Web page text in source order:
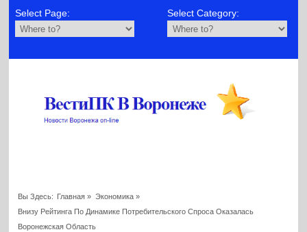
Select Page: Select Category:
Вы Здесь: Главная » Экономика»
Внизу Рейтинга По Динамике Потребительского Спроса Оказалась
Воронежская Область